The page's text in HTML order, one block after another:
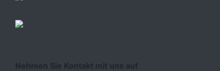
Nehmen Sie Kontakt mit uns auf